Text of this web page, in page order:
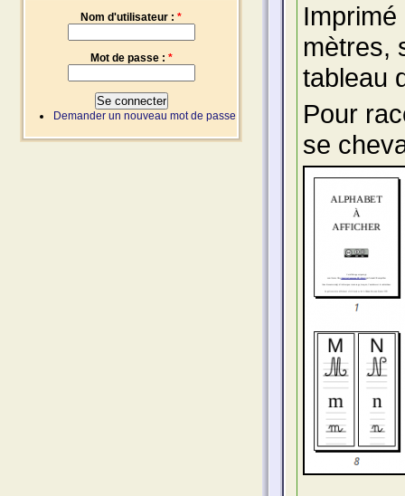
mètres,
tableau
Pour
se
Nom d'utilisateur : *
Mot de passe : *
Demander un nouveau mot de passe